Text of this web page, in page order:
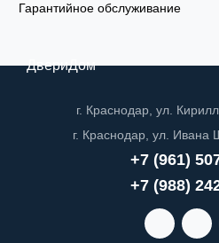
Гарантийное обслуживание
ДвериДом
г. Краснодар, ул.
г. Краснодар, ул. Ивана
+7 (961)
+7 (988)